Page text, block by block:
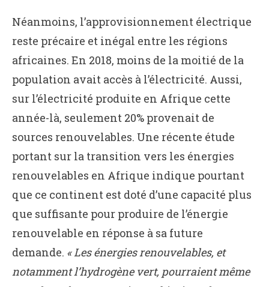
Néanmoins, l’approvisionnement électrique
reste précaire et inégal entre les régions
africaines. En 2018, moins de la moitié de la
population avait accès à l’électricité. Aussi,
sur l’électricité produite en Afrique cette
année-là, seulement 20% provenait de
sources renouvelables. Une récente étude
portant sur la transition vers les énergies
renouvelables en Afrique indique pourtant
que ce continent est doté d’une capacité plus
que suffisante pour produire de l’énergie
renouvelable en réponse à sa future
demande. « Les énergies renouvelables, et
notamment l’hydrogène vert, pourraient même